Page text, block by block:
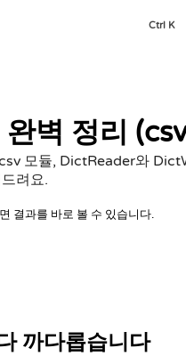
Ctrl K
벽 정리
모듈, DictReader와
려요.
결과를 바로 볼 수 있습니다.
까다롭습니다